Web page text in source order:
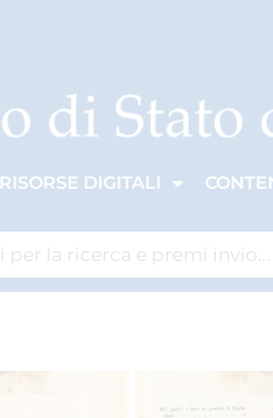
RISORSE DIGITALI